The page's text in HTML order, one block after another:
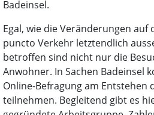
Badeinsel.
Egal, wie die Veränderungen auf
puncto Verkehr letztendlich
betroffen sind nicht nur die
Anwohner. In Sachen Badeinsel
Online-Befragung am Entstehen
teilnehmen. Begleitend gibt es